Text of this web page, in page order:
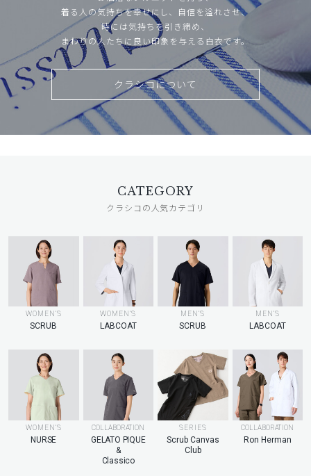
着る人の気持ちを幸せにし、自信を溢れさせ、
時には気持ちを引き締め、
まわりの人たちに良い印象を与える白衣です。
クラシコについて
CATEGORY
クラシコの人気カテゴリ
WOMEN’S
SCRUB
WOMEN’S
LABCOAT
MEN’S
SCRUB
MEN’S
LABCOAT
WOMEN’S
NURSE
COLLABORATION
GELATO PIQUE
&
Classico
SERIES
Scrub Canvas
Club
COLLABORATION
Ron Herman